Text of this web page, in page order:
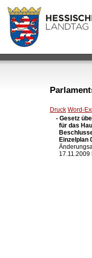
Druck Word-
- Gesetz
für das
Einzelplan
17.11.2009